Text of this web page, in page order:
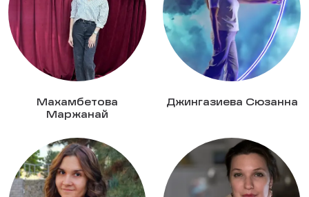
Махамбетова
Маржанай
Джингазиева Сюзанна